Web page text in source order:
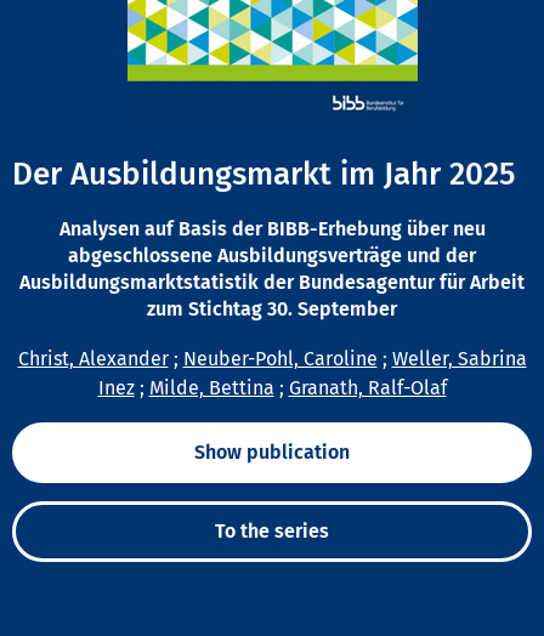
Der Ausbildungsmarkt im Jahr 2025
Analysen auf Basis der BIBB-Erhebung über neu
abgeschlossene Ausbildungsverträge und der
Ausbildungsmarktstatistik der Bundesagentur für Arbeit
zum Stichtag 30. September
Christ, Alexander; Neuber-Pohl, Caroline ; Weller, Sabrina
Inez; Milde, Bettina ; Granath, Ralf-Olaf
Show publication
To the series